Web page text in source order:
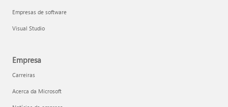
Empresas de software
Visual Studio
Empresa
Carreiras
Acerca da Microsoft